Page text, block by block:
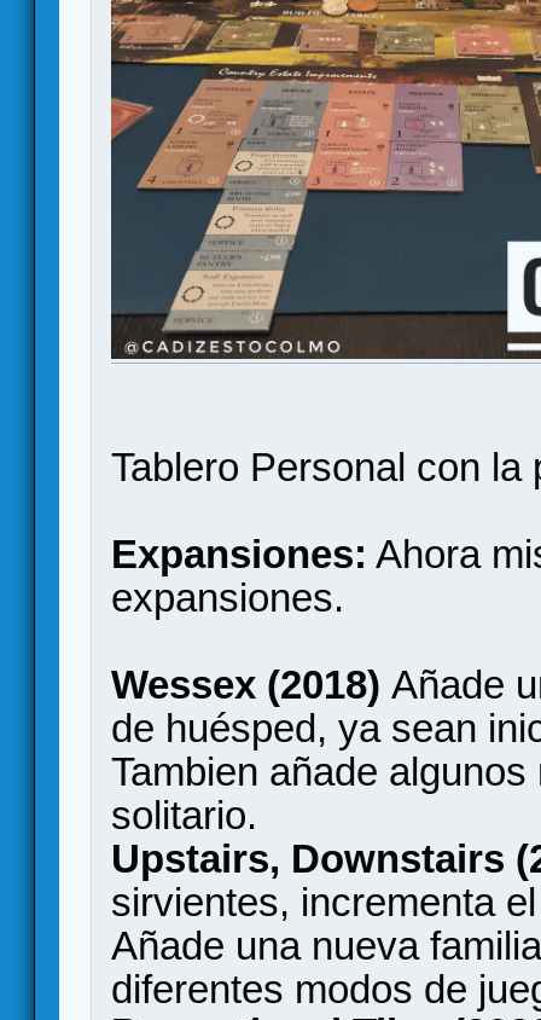
Tablero Personal con
Expansiones: Ahora
expansiones.
Wessex (2018) Añade
de huésped, ya sean
Tambien añade
solitario.
Upstairs, Downstairs
sirvientes, incrementa
Añade una nueva
diferentes modos de